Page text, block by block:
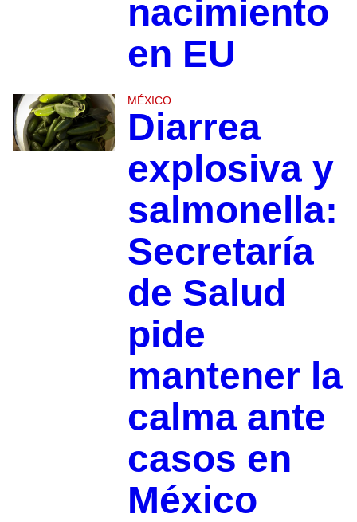
nacimiento
en EU
MÉXICO
Diarrea
explosiva y
salmonella:
Secretaría
de Salud
pide
mantener la
calma ante
casos en
México